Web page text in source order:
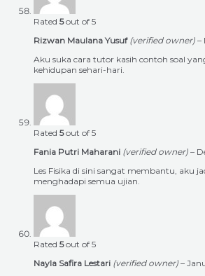
Rated 5out of 5
Rizwan Maulana Yusuf (verified owner) –
Aku suka cara tutor kasih contoh soal
kehidupan sehari-hari.
Rated 5out of 5
Fania Putri Maharani (verified owner) –
Les Fisika di sini sangat membantu, aku
menghadapi semua ujian.
Rated 5out of 5
Nayla Safira Lestari (verified owner) –